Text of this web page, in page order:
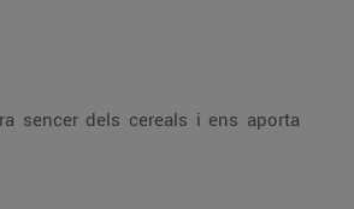
sencer dels cereals i ens aporta